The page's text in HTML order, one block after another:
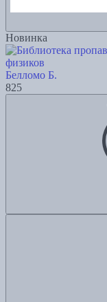
Новинка
физиков
Белломо Б.
825